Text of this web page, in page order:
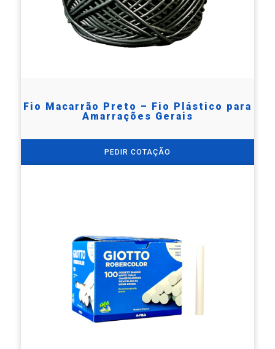
Fio Macarrão Preto – Fio Plástico para
Amarrações Gerais
PEDIR COTAÇÃO